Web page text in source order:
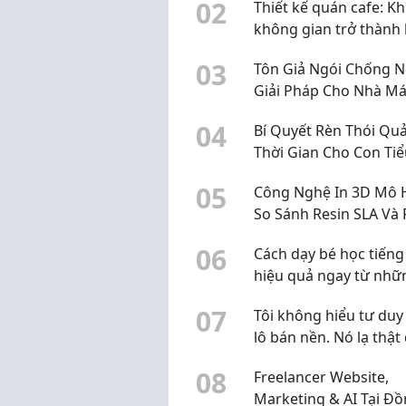
02
Thiết kế quán cafe:
không gian trở thành
03
Tôn Giả Ngói Chống
Giải Pháp Cho Nhà
04
Bí Quyết Rèn Thói
Thời Gian Cho Con
05
Công Nghệ In 3D Mô
So Sánh Resin SLA Và
06
Cách dạy bé học
hiệu quả ngay từ
07
Tôi không hiểu tư
lô bán nền. Nó lạ thật
08
Freelancer Website,
Marketing & AI Tại